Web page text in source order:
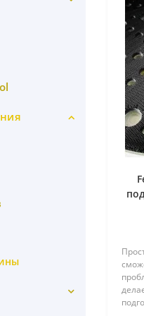
резьбы
специальный